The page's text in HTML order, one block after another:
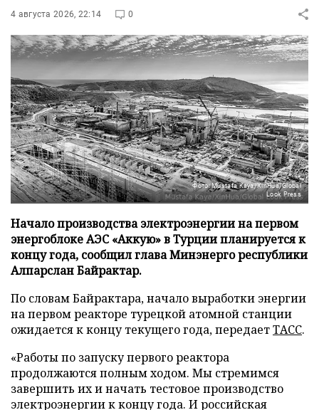
4 августа 2026, 22:14 0
Фото: Mustafa Kaya/XinHua/Global
Look Press
Начало производства электроэнергии на первом
энергоблоке АЭС «Аккую» в Турции планируется к
концу года, сообщил глава Минэнерго республики
Алпарслан Байрактар.
По словам Байрактара, начало выработки энергии
на первом реакторе турецкой атомной станции
ожидается к концу текущего года, передаетТАСС.
«Работы по запуску первого реактора
продолжаются полным ходом. Мы стремимся
завершить их и начать тестовое производство
электроэнергии к концу года. И российская